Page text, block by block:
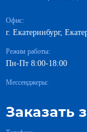
Офис:
г. Екатеринбург,
Режим работы:
Пн-Пт 8:00-18:00
Мессенджеры:
Заказать